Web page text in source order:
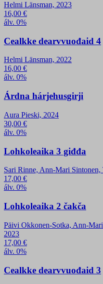
Helmi Länsman, 2023
16,00 €
álv. 0%
Cealkke dearvvuođaid 4
Helmi Länsman, 2022
16,00 €
álv. 0%
Árdna hárjehusgirji
Aura Pieski, 2024
30,00 €
álv. 0%
Lohkoleaika 3 giđđa
Sari Rinne, Ann-Mari
17,00 €
álv. 0%
Lohkoleaika 2 čakča
Päivi Okkonen-Sotka, Ann-
2023
17,00 €
álv. 0%
Cealkke dearvvuođaid 3